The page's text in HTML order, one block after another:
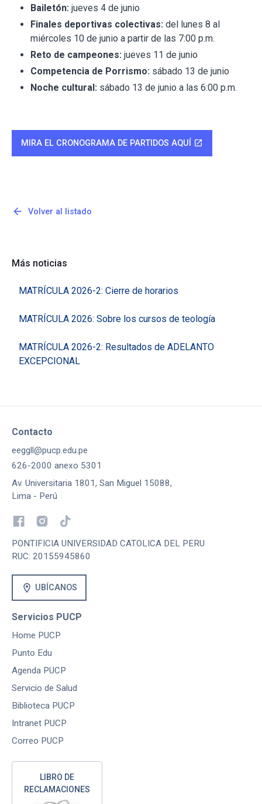
Bailetón: jueves 4 de junio
Finales deportivas colectivas: del lunes 8 al
miércoles 10 de junio a partir de las 7:00 p.m.
Reto de campeones: jueves 11 de junio
Competencia de Porrismo: sábado 13 de junio
Noche cultural: sábado 13 de junio a las 6:00 p.m.
MIRA EL CRONOGRAMA DE PARTIDOS AQUÍ open_in_new
arrow_back Volver al listado
Más noticias
MATRÍCULA 2026-2: Cierre de horarios
MATRÍCULA 2026: Sobre los cursos de teología
MATRÍCULA 2026-2: Resultados de ADELANTO
EXCEPCIONAL
Contacto
eeggll@pucp.edu.pe
626-2000 anexo 5301
Av. Universitaria 1801, San Miguel 15088,
Lima - Perú
PONTIFICIA UNIVERSIDAD CATOLICA DEL PERU
RUC: 20155945860
location_on UBÍCANOS
Servicios PUCP
Home PUCP
Punto Edu
Agenda PUCP
Servicio de Salud
Biblioteca PUCP
Intranet PUCP
Correo PUCP
LIBRO DE
RECLAMACIONES